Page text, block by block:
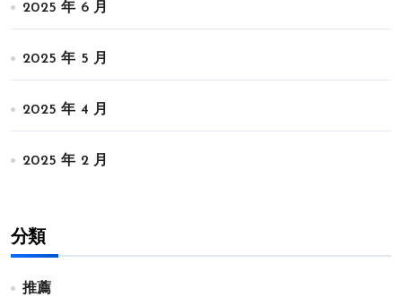
2025 年 6 月
2025 年 5 月
2025 年 4 月
2025 年 2 月
分類
推薦